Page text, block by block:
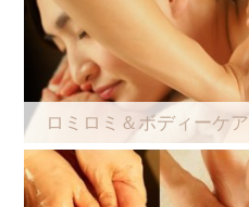
ロミロミ＆ボディーケア